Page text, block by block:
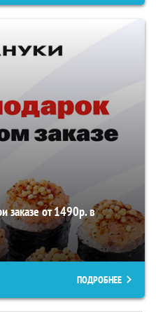
заказе от 1490р. в
ПОДРОБНЕЕ